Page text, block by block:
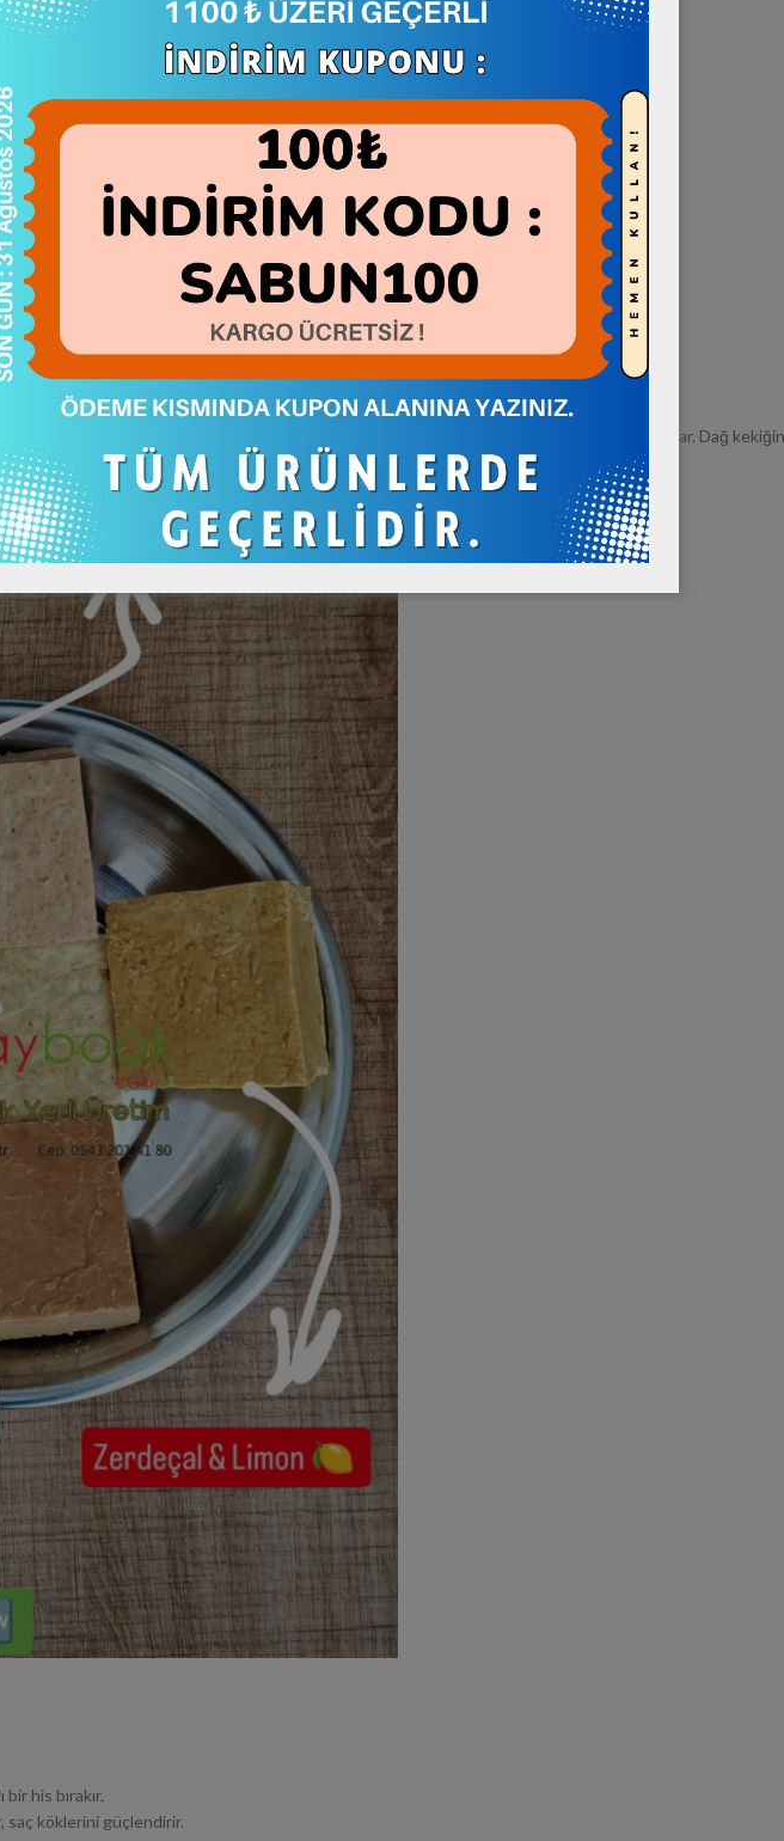
buluşması; HatayBook Dağ Kekikli Sabun. Cildiniz ve saçınız için mükemmel bir bakım sunar. Dağ
his bırakır.
saç köklerini güçlendirir.